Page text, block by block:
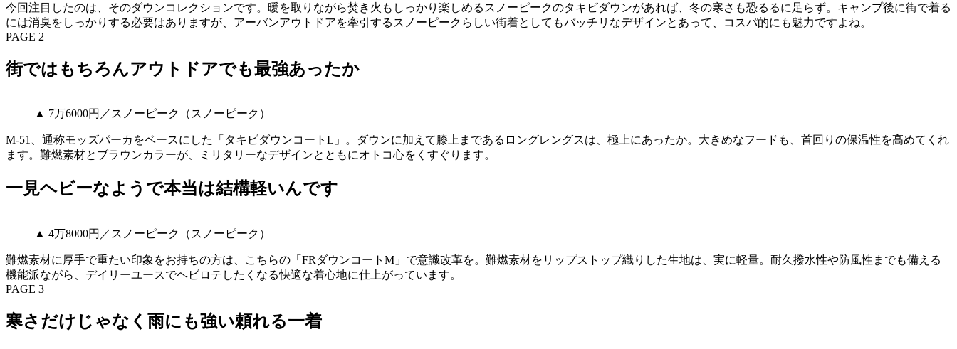
今回注目したのは、そのダウンコレクションです。暖を取りながら焚き火もしっかり楽しめるスノーピークのタキビダウンがあれば、冬の寒さも恐るるに足らず。キャンプ後に街で着る
には消臭をしっかりする必要はありますが、アーバンアウトドアを牽引するスノーピークらしい街着としてもバッチリなデザインとあって、コスパ的にも魅力ですよね。
PAGE 2
街ではもちろんアウトドアでも最強あったか
▲ 7万6000円／スノーピーク（スノーピーク）
M-51、通称モッズパーカをベースにした「タキビダウンコートL」。ダウンに加えて膝上まであるロングレングスは、極上にあったか。大きめなフードも、首回りの保温性を高めてくれ
ます。難燃素材とブラウンカラーが、ミリタリーなデザインとともにオトコ心をくすぐります。
一見ヘビーなようで本当は結構軽いんです
▲ 4万8000円／スノーピーク（スノーピーク）
難燃素材に厚手で重たい印象をお持ちの方は、こちらの「FRダウンコートM」で意識改革を。難燃素材をリップストップ織りした生地は、実に軽量。耐久撥水性や防風性までも備える
機能派ながら、デイリーユースでヘビロテしたくなる快適な着心地に仕上がっています。
PAGE 3
寒さだけじゃなく雨にも強い頼れる一着